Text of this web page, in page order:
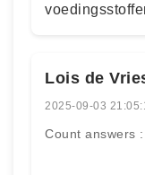
Lois de
2025-09-03
Count answers